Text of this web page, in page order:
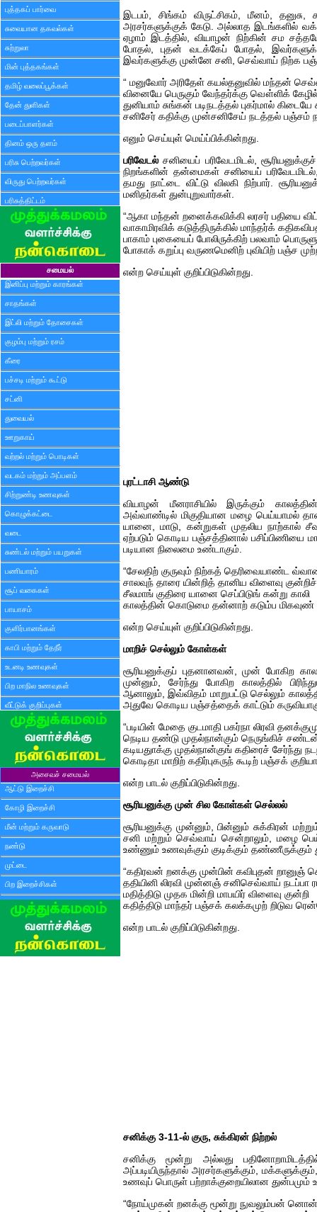
புத்தகப் பார்வை
சுவையான தகவல்கள்
சுற்றுலா
மின் புத்தகங்கள்
தமிழ் வலைப்பூக்கள்
தேன் துளிகள்
படைப்பாளர்கள்
தினம் ஒரு தளம்
பரிசு பெற்றவர்கள்
விருது பெற்றவர்கள்
பரிசுத்திட்டம்
சமையல்
இனிப்பு மற்றும் காரங்கள்
சாதங்கள்
இட்லி மற்றும் தோசைகள்
குழம்பு மற்றும் ரசம்
கீரை
பச்சடி மற்றும் கூட்டு
சட்னி
துவையல்
ஊறுகாய்
வற்றல் மற்றும் பொடிகள்
வடகம் மற்றும் அப்பளம்
சிற்றுண்டி உணவுகள்
கொழுக்கட்டை
வடை
சுண்டல் மற்றும் பயறுகள்
பணியாரம்
சூப் வகைகள்
பாயாசம்
குளிர்பானங்கள்
காபி மற்றும் தேநீர்
உடனடி உணவுகள்
பிற மாநில உணவுகள்
வீட்டுக் குறிப்புகள்
அசைவச் சமையல்
ஆட்டு இறைச்சி
கோழி இறைச்சி
மீன் மற்றும் கருவாடு
நண்டு
முட்டை
பிற இறைச்சிகள்
இடபம், சிங்கம் விருட்சிகம், மீனம், தனுசு,
அரசர்களுக்குக் கேடு. அல்லாத இடங்களில்
ஏழாம் இடத்தில், வியாழன் நிற்கின் சம
போதல், புதன் வடக்கேப் போதல்,
இவர்களுக்கு முன்னே சனி, செவ்வாய் நிற்க பஞ்சம்
“ மனுவோர் அரிதேள் கயல்தனுவில் மந்தன்
வினையே பெருகும் வேந்தர்க்கு வௌ்ளிக்
துனியாம் சுங்கன் படிநடத்தல் புகர்மால் கிடையே
சனிசேர் கதிக்கு முன்சனிசேய் நடத்தல் பஞ்சம்
எனும் செய்யுள் மெய்ப்பிக்கின்றது.
பரிவேடல்சனியைப் பரிவேடமிடல்,
நிறங்களின் தன்மைகள் சனியைப்
தமது நாட்டை விட்டு விலகி நிற்பார்.
மனிதர்கள் துன்புறுவார்கள்.
“ஆகா மந்தன் றனைக்கவிக்கி லரசர் பதியை
வாகாமிரவிக் கடுத்திருக்கில் மாந்தர்க்
பாகாம் புகையைப் போலிருக்கிற் பலவாம்
போகாக் கறுப்பு வருணமெனிற் புவியிற் பஞ்ச
என்ற செய்யுள் குறிப்பிடுகின்றது.
புரட்டாசி ஆண்டு
வியாழன் மீனராசியில் இருக்கும்
அவ்வாண்டில் மிகுதியான மழை பெய்யாமல்
யானை, மாடு, கன்றுகள் முதலிய நாற்கால்
ஏற்படும் கொடிய பஞ்சத்தினால் பசிப்பிணியை
படியான நிலைமை உண்டாகும்.
“சேலதிற் குருவும் நிற்கத் தெரிவையாண்ட
சாலவுந் தாரை யின்றித் தானிய விளைவு குன்றிச்
சீலமாங் குதிரை யானை செப்பிடுங் கன்று காலி
காலத்தின் கொடுமை தன்னாற் கடும்ப மிகவுண்
என்ற செய்யுள் குறிப்பிடுகின்றது.
மாறிச் செல்லும் கோள்கள்
சூரியனுக்குப் புதனானவன், முன் போகிற
முன்னும், சேர்ந்து போகிற காலத்தில்
ஆனாலும், இவ்விதம் மாறுபட்டு செல்லும்
அதுவே கொடிய பஞ்சத்தைக் காட்டும்
“படியின் மேதை குடமாதி பகர்நா லிரவி
நெடிய தண்டு முதல்நான்கும் நெருங்கிச்
கடியதுாக்கு முதல்நான்குங் கதிரைச் சேர்ந்து
கொடிதா மாறிற் கதிர்புகருந் கூடிற் பஞ்சக்
என்ற பாடல் குறிப்பிடுகின்றது.
சூரியனுக்கு முன் சில கோள்கள் செல்லல்
சூரியனுக்கு முன்னும், பின்னும் சுக்கிரன்
சனி மற்றும் செவ்வாய் சென்றாலும், மழை
உண்ணும் உணவுக்கும் குடிக்கும் தண்ணீருக்கும்
“கதிரவன் றனக்கு முன்பின் கவிபுதன் றானுஞ்
ததியினி லிரவி முன்னஞ் சனிசெவ்வாய் நடப்பா
மதித்திடு முதக மின்றி மாபயிர் விளைவு குன்றி
கதித்திடு மாந்தர் பஞ்சக் கலக்கமுற் றிடுவ
என்ற பாடல் குறிப்பிடுகின்றது.
சனிக்கு 3-11-ல் குரு, சுக்கிரன் நிற்றல்
சனிக்கு மூன்று அல்லது
அப்படியிருந்தால் அரசர்களுக்கும்,
உணவுப் பொருள் பற்றாக்குறையிலான துன்பமும்
“நோய்முகன் றனக்கு மூன்று நுவலும்பன்